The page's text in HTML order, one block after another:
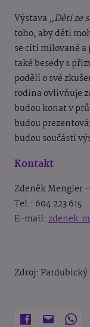
Výstava„Děti ze
toho, aby děti
se cítí milované a
také besedy s
podělí o své
rodina ovlivňuje
budou konat v
budou
budou součástí
Kontakt
Zdeněk Mengler
Tel.: 604 223 615
E-mail:
Zdroj: Pardubický